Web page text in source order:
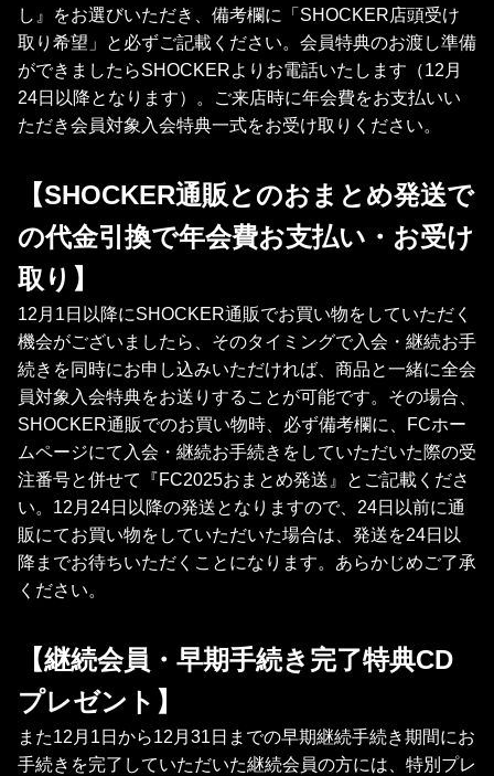
し』をお選びいただき、備考欄に「SHOCKER店頭受け
取り希望」と必ずご記載ください。会員特典のお渡し準備
ができましたらSHOCKERよりお電話いたします（12月
24日以降となります）。ご来店時に年会費をお支払いい
ただき会員対象入会特典一式をお受け取りください。
【SHOCKER通販とのおまとめ発送で
の代金引換で年会費お支払い・お受け
取り】
12月1日以降にSHOCKER通販でお買い物をしていただく
機会がございましたら、そのタイミングで入会・継続お手
続きを同時にお申し込みいただければ、商品と一緒に全会
員対象入会特典をお送りすることが可能です。その場合、
SHOCKER通販でのお買い物時、必ず備考欄に、FCホー
ムページにて入会・継続お手続きをしていただいた際の受
注番号と併せて『FC2025おまとめ発送』とご記載くださ
い。12月24日以降の発送となりますので、24日以前に通
販にてお買い物をしていただいた場合は、発送を24日以
降までお待ちいただくことになります。あらかじめご了承
ください。
【継続会員・早期手続き完了特典CD
プレゼント】
また12月1日から12月31日までの早期継続手続き期間にお
手続きを完了していただいた継続会員の方には、特別プレ